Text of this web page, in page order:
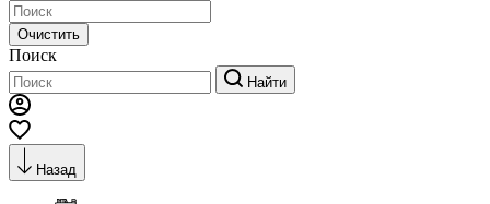
Очистить
Поиск
Найти
Назад